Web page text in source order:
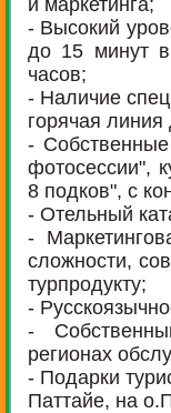
и маркетинга;
- Высокий
до 15 минут
часов;
- Наличие
горячая линия
-
фотосессии",
8 подков", с
- Отельный
-
сложности,
турпродукту;
-
-
регионах
- Подарки
Паттайе, на